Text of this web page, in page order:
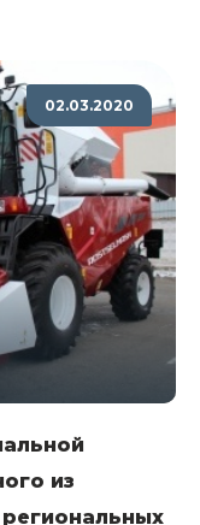
02.03.2020
из